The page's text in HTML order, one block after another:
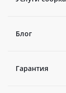
Блог
Гарантия